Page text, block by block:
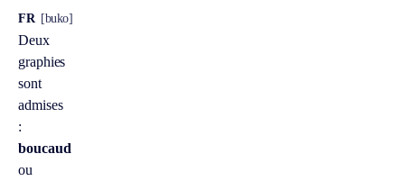
FR [buko]
Deux
graphies
sont
admises
:
boucaud
ou